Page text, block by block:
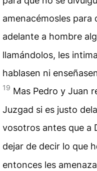
amenacémosles para
adelante a hombre
llamándolos, les
hablasen ni
19 Mas Pedro y Juan
Juzgad si es justo
vosotros antes que a
dejar de decir lo que
entonces les